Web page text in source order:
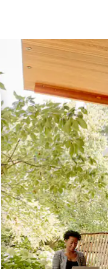
et vers le bas pour